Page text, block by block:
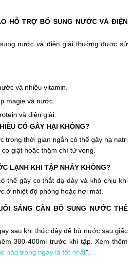
HỖ TRỢ BỔ SUNG NƯỚC VÀ ĐIỆN
nước và điện giải thường được sử
và nhiều vitamin.
magie và nước.
và điện giải.
CÓ GÂY HẠI KHÔNG?
trong thời gian ngắn có thể gây hạ natri
giật hoặc thậm chí tử vong.
LẠNH KHI TẬP NHẢY KHÔNG?
thể gây co thắt dạ dày và khó chịu khi
ở nhiệt độ phòng hoặc hơi mát.
SÁNG CẦN BỔ SUNG NƯỚC THẾ
sau khi thức dậy để bù nước sau giấc
300-400ml trước khi tập. Xem thêm
nào trong ngày là tốt nhất”.